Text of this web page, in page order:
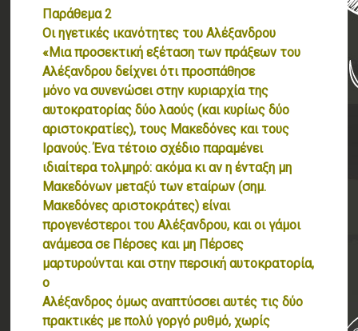
Παράθεμα 2
Οι ηγετικές ικανότητες του Αλέξανδρου
«Μια προσεκτική εξέταση των πράξεων του
Αλέξανδρου δείχνει ότι προσπάθησε
μόνο να συνενώσει στην κυριαρχία της
αυτοκρατορίας δύο λαούς (και κυρίως δύο
αριστοκρατίες), τους Μακεδόνες και τους
Ιρανούς. Ένα τέτοιο σχέδιο παραμένει
ιδιαίτερα τολμηρό: ακόμα κι αν η ένταξη μη
Μακεδόνων μεταξύ των εταίρων (σημ.
Μακεδόνες αριστοκράτες) είναι
προγενέστεροι του Αλέξανδρου, και οι γάμοι
ανάμεσα σε Πέρσες και μη Πέρσες
μαρτυρούνται και στην περσική αυτοκρατορία,
ο
Αλέξανδρος όμως αναπτύσσει αυτές τις δύο
πρακτικές με πολύ γοργό ρυθμό, χωρίς